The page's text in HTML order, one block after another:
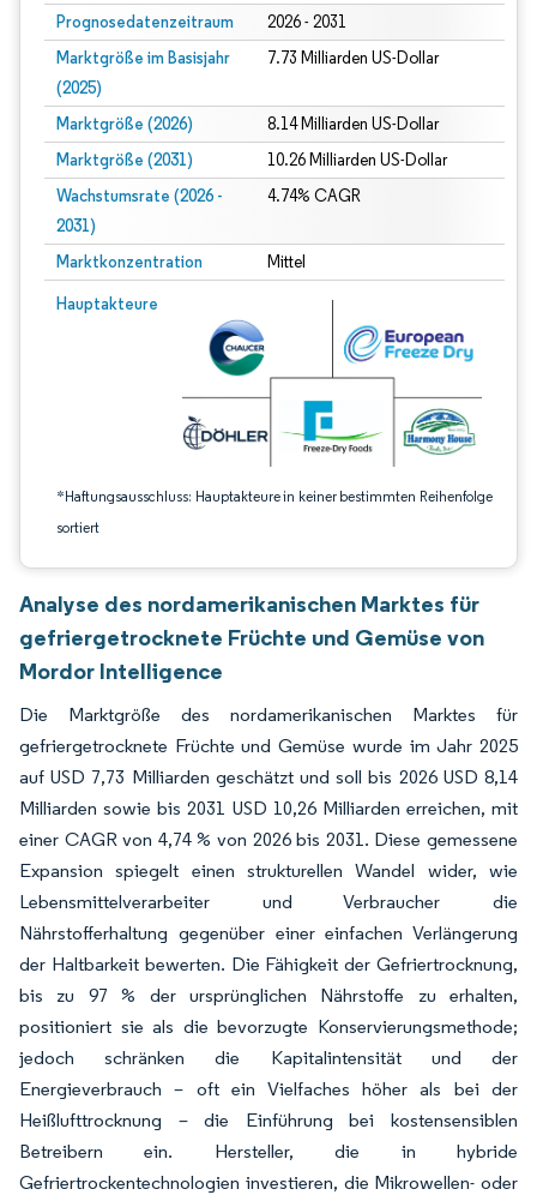
Prognosedatenzeitraum 2026 - 2031
Marktgröße im Basisjahr
(2025)
7.73 Milliarden US-Dollar
Marktgröße (2026) 8.14 Milliarden US-Dollar
Marktgröße (2031) 10.26 Milliarden US-Dollar
Wachstumsrate (2026 -
2031)
4.74% CAGR
Marktkonzentration Mittel
Hauptakteure
*Haftungsausschluss: Hauptakteure in keiner bestimmten Reihenfolge
sortiert
Bild © Mordor Intelligence. Wiederverwendung erfordert Namensnennung
Analyse des nordamerikanischen Marktes für
gefriergetrocknete Früchte und Gemüse von
Mordor Intelligence
Die Marktgröße des nordamerikanischen Marktes für
gefriergetrocknete Früchte und Gemüse wurde im Jahr 2025
auf USD 7,73 Milliarden geschätzt und soll bis 2026 USD 8,14
Milliarden sowie bis 2031 USD 10,26 Milliarden erreichen, mit
einer CAGR von 4,74 % von 2026 bis 2031. Diese gemessene
Expansion spiegelt einen strukturellen Wandel wider, wie
Lebensmittelverarbeiter und Verbraucher die
Nährstofferhaltung gegenüber einer einfachen Verlängerung
der Haltbarkeit bewerten. Die Fähigkeit der Gefriertrocknung,
bis zu 97 % der ursprünglichen Nährstoffe zu erhalten,
positioniert sie als die bevorzugte Konservierungsmethode;
jedoch schränken die Kapitalintensität und der
Energieverbrauch – oft ein Vielfaches höher als bei der
Heißlufttrocknung – die Einführung bei kostensensiblen
Betreibern ein. Hersteller, die in hybride
Gefriertrockentechnologien investieren, die Mikrowellen- oder